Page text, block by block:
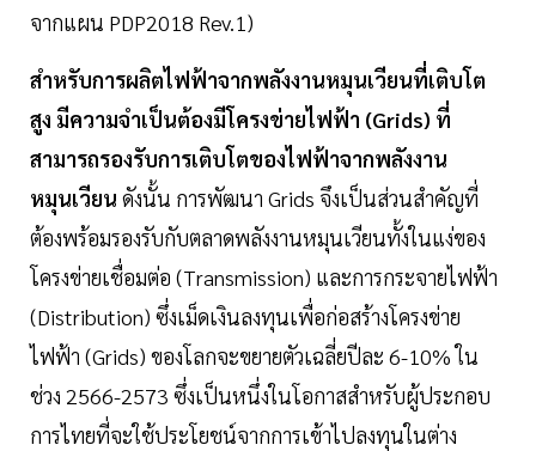
จากแผน PDP2018 Rev.1)
สำหรับการผลิตไฟฟ้าจากพลังงานหมุนเวียนที่เติบโต
สูง มีความจำเป็นต้องมีโครงข่ายไฟฟ้า (Grids) ที่
สามารถรองรับการเติบโตของไฟฟ้าจากพลังงาน
หมุนเวียน ดังนั้น การพัฒนา Grids จึงเป็นส่วนสำคัญที่
ต้องพร้อมรองรับกับตลาดพลังงานหมุนเวียนทั้งในแง่ของ
โครงข่ายเชื่อมต่อ (Transmission) และการกระจายไฟฟ้า
(Distribution) ซึ่งเม็ดเงินลงทุนเพื่อก่อสร้างโครงข่าย
ไฟฟ้า (Grids) ของโลกจะขยายตัวเฉลี่ยปีละ 6-10% ใน
ช่วง 2566-2573 ซึ่งเป็นหนึ่งในโอกาสสำหรับผู้ประกอบ
การไทยที่จะใช้ประโยชน์จากการเข้าไปลงทุนในต่าง